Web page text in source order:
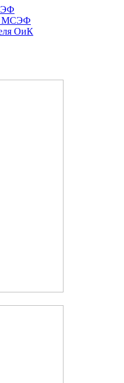
МСЭФ
ОиК